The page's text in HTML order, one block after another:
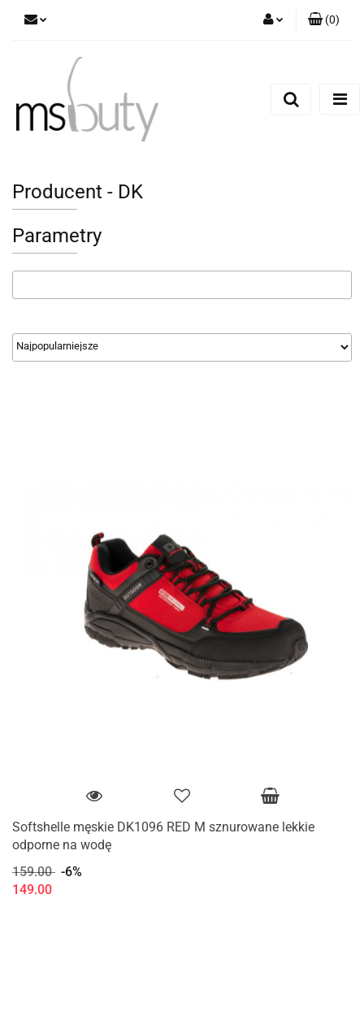
(0)
Producent - DK
Parametry
Softshelle męskie DK1096 RED M sznurowane lekkie
odporne na wodę
159.00 -6%
149.00